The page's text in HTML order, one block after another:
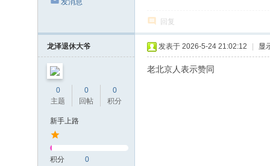
发消息
回复
龙泽退休大爷
0
主题
0
回帖
0
积分
新手上路
积分 0
发表于 2026-5-24 21:02:12 显
老北京人表示赞同